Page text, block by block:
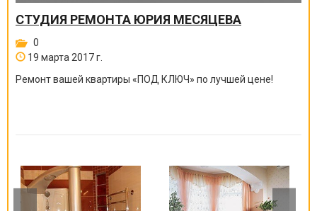
СТУДИЯ РЕМОНТА ЮРИЯ МЕСЯЦЕВА
0
19 марта 2017 г.
Ремонт вашей квартиры «ПОД КЛЮЧ» по лучшей цене!